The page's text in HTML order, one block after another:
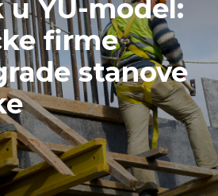
u YU-model:
firme
stanove